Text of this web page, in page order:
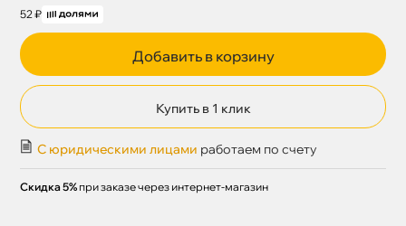
52 ₽
Добавить в корзину
Купить в 1 клик
С юридическими лицами работаем по счету
Скидка 5% при заказе через интернет-магазин